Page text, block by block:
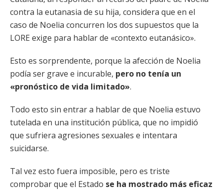
contra la eutanasia de su hija, considera que en el
caso de Noelia concurren los dos supuestos que la
LORE exige para hablar de «contexto eutanásico».
Esto es sorprendente, porque la afección de Noelia
podía ser grave e incurable, pero no tenía un
«pronóstico de vida limitado».
Todo esto sin entrar a hablar de que Noelia estuvo
tutelada en una institución pública, que no impidió
que sufriera agresiones sexuales e intentara
suicidarse.
Tal vez esto fuera imposible, pero es triste
comprobar que el Estado se ha mostrado más eficaz